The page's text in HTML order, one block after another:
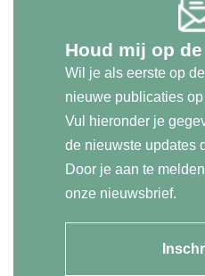
Houd mij op
Wil je als eerste op
nieuwe publicaties
Vul hieronder je
de nieuwste updates
Door je aan te
onze nieuwsbrief.